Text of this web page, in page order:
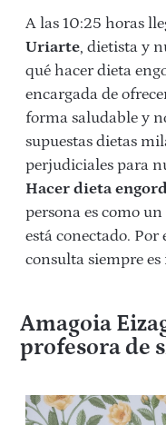
A las 10:25 horas
Uriarte, dietista y
qué hacer dieta
encargada de
forma saludable y
supuestas dietas
perjudiciales para
Hacer dieta
persona es como
está conectado. Por
consulta siempre
Amagoia
profesora de